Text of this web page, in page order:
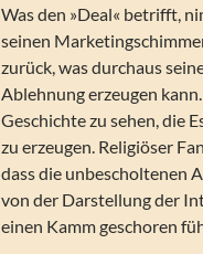
Was den »Deal« betrifft,
seinen
zurück, was durchaus
Ablehnung erzeugen
Geschichte zu sehen, die
zu erzeugen. Religiöser
dass die unbescholtenen
von der Darstellung der
einen Kamm geschoren